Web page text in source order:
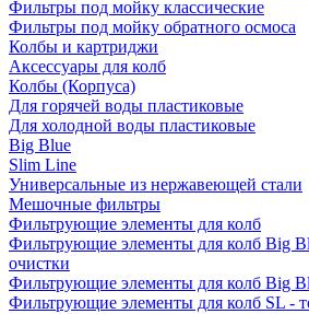
Фильтры под мойку классические
Фильтры под мойку обратного осмоса
Колбы и картриджи
Аксессуары для колб
Колбы (Корпуса)
Для горячей воды пластиковые
Для холодной воды пластиковые
Big Blue
Slim Line
Универсальные из нержавеющей стали
Мешочные фильтры
Фильтрующие элементы для колб
Фильтрующие элементы для колб Big
очистки
Фильтрующие элементы для колб Big
Фильтрующие элементы для колб SL -